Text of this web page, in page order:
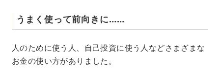
うまく使って前向きに……
人のために使う人、自己投資に使う人などさまざまな
お金の使い方がありました。